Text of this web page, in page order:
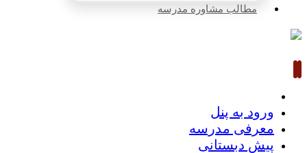
مطالب مشاوره مدرسه
ورود به پنل
معرفی مدرسه
پیش دبستانی